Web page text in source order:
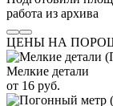
работа из архива
ЦЕНЫ НА
Мелкие детали
от 16 руб.